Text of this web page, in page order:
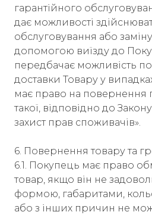
гарантійного
дає можливості
обслуговування або
допомогою виїзду до
передбачає можливість
доставки Товару у
має право на повернення
такої, відповідно до
захист прав споживачів».
6. Повернення товару та
6.1. Покупець має право
товар, якщо він не
формою, габаритами,
або з інших причин не